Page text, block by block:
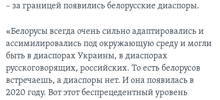
– за границей появились белорусские диаспоры.
«Белорусы всегда очень сильно адаптировались и
ассимилировались под окружающую среду и могли
быть в диаспорах Украины, в диаспорах
русскоговорящих, российских. То есть белорусов
встречаешь, а диаспоры нет. И она появилась в
2020 году. Вот этот беспрецедентный уровень